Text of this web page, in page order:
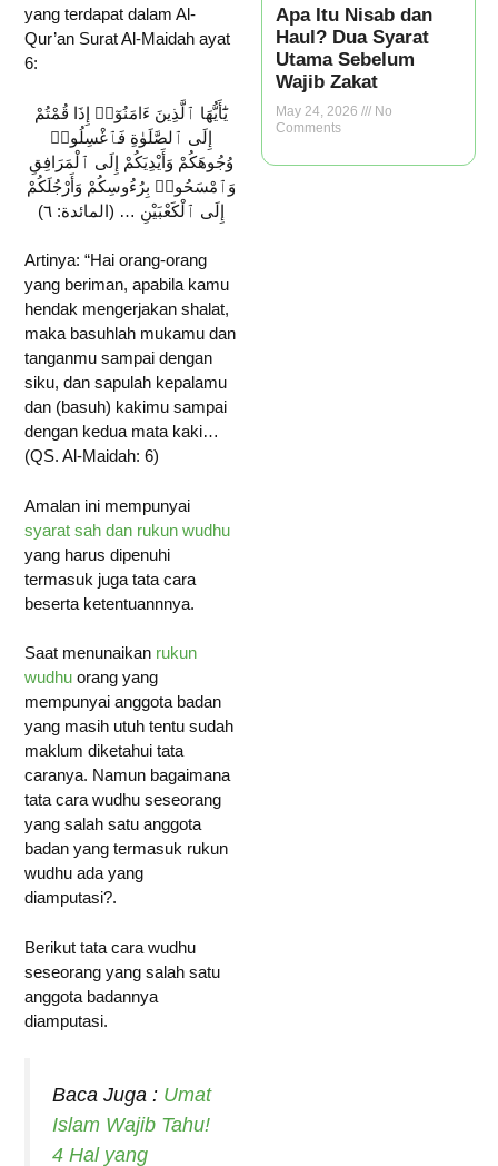
yang terdapat dalam Al-
Qur’an Surat Al-Maidah ayat
6:
يَٰٓأَيُّهَا ٱلَّذِينَ ءَامَنُوٓا۟ إِذَا قُمْتُمْ
إِلَى ٱلصَّلَوٰةِ فَٱغْسِلُوا۟
وُجُوهَكُمْ وَأَيْدِيَكُمْ إِلَى ٱلْمَرَافِقِ
وَٱمْسَحُوا۟ بِرُءُوسِكُمْ وَأَرْجُلَكُمْ
إِلَى ٱلْكَعْبَيْنِ … (المائدة: ٦)
Artinya: “Hai orang-orang
yang beriman, apabila kamu
hendak mengerjakan shalat,
maka basuhlah mukamu dan
tanganmu sampai dengan
siku, dan sapulah kepalamu
dan (basuh) kakimu sampai
dengan kedua mata kaki…
(QS. Al-Maidah: 6)
Amalan ini mempunyai
syarat sah dan rukun wudhu
yang harus dipenuhi
termasuk juga tata cara
beserta ketentuannnya.
Saat menunaikan rukun
wudhu orang yang
mempunyai anggota badan
yang masih utuh tentu sudah
maklum diketahui tata
caranya. Namun bagaimana
tata cara wudhu seseorang
yang salah satu anggota
badan yang termasuk rukun
wudhu ada yang
diamputasi?.
Berikut tata cara wudhu
seseorang yang salah satu
anggota badannya
diamputasi.
Baca Juga : Umat
Islam Wajib Tahu!
4 Hal yang
Apa Itu Nisab dan
Haul? Dua Syarat
Utama Sebelum
Wajib Zakat
May 24, 2026
No
Comments